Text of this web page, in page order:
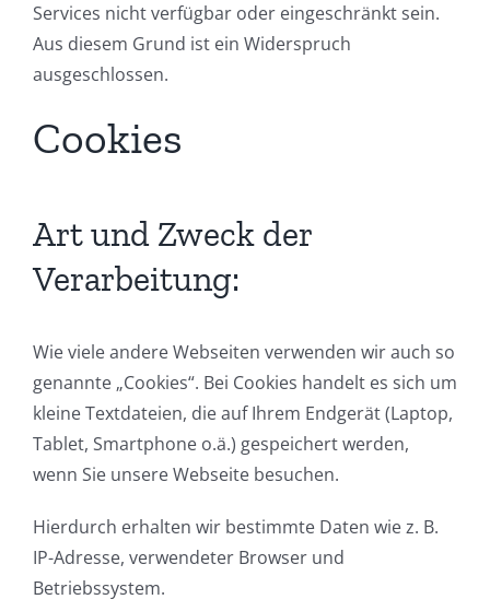
Services nicht verfügbar oder eingeschränkt sein.
Aus diesem Grund ist ein Widerspruch
ausgeschlossen.
Cookies
Art und Zweck der
Verarbeitung:
Wie viele andere Webseiten verwenden wir auch so
genannte „Cookies“. Bei Cookies handelt es sich um
kleine Textdateien, die auf Ihrem Endgerät (Laptop,
Tablet, Smartphone o.ä.) gespeichert werden,
wenn Sie unsere Webseite besuchen.
Hierdurch erhalten wir bestimmte Daten wie z. B.
IP-Adresse, verwendeter Browser und
Betriebssystem.